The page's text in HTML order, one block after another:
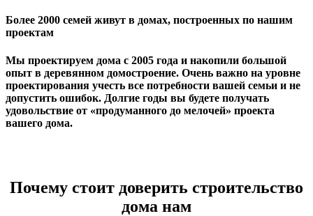
Более 2000 семей живут в домах, построенных по нашим
проектам
Мы проектируем дома с 2005 года и накопили большой
опыт в деревянном домостроение. Очень важно на уровне
проектирования учесть все потребности вашей семьи и не
допустить ошибок. Долгие годы вы будете получать
удовольствие от «продуманного до мелочей» проекта
вашего дома.
Почему стоит доверить строительство
дома нам